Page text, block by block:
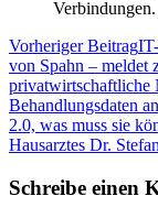
Verbindungen.
Vorheriger Beitrag
von Spahn – meldet
privatwirtschaftliche
Behandlungsdaten an
2.0, was muss sie
Hausarztes Dr.
Schreibe einen